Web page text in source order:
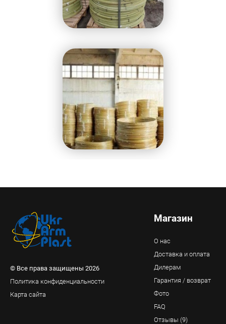
© Все права защищены 2026
Политика конфиденциальности
Карта сайта
Магазин
О нас
Доставка и оплата
Дилерам
Гарантия / возврат
Фото
FAQ
Отзывы (9)